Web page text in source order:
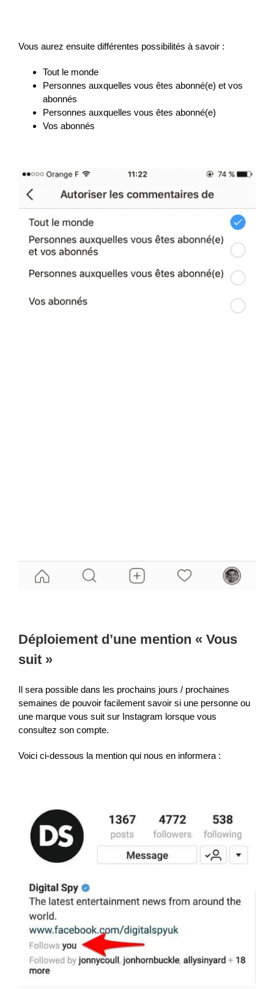
Vous aurez ensuite différentes possibilités à savoir :
Tout le monde
Personnes auxquelles vous êtes abonné(e) et vos
abonnés
Personnes auxquelles vous êtes abonné(e)
Vos abonnés
Déploiement d’une mention « Vous
suit »
Il sera possible dans les prochains jours / prochaines
semaines de pouvoir facilement savoir si une personne ou
une marque vous suit sur Instagram lorsque vous
consultez son compte.
Voici ci-dessous la mention qui nous en informera :